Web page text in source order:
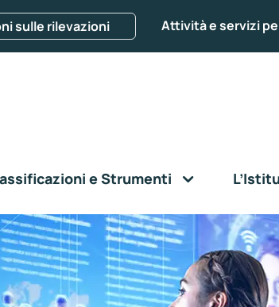
sulle rilevazioni Attività e servizi
e Strumenti